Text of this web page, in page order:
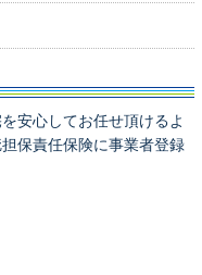
安心してお任せ頂けるよ
保責任保険に事業者登録